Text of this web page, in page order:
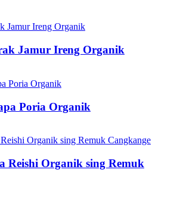
Jamur Ireng Organik
Poria Organik
Reishi Organik sing Remuk